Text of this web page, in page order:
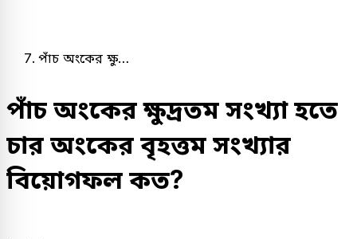
পাঁচ অংকের ক্ষু…
পাঁচ অংকের ক্ষুদ্রতম সংখ্যা হতে
চার অংকের বৃহত্তম সংখ্যার
বিয়োগফল কত?